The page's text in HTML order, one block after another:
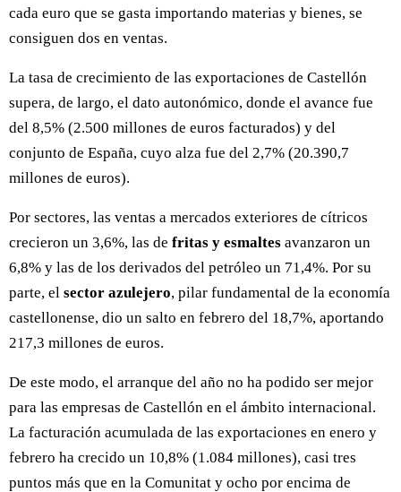
cada euro que se gasta importando materias y bienes, se
consiguen dos en ventas.
La tasa de crecimiento de las exportaciones de Castellón
supera, de largo, el dato autonómico, donde el avance fue
del 8,5% (2.500 millones de euros facturados) y del
conjunto de España, cuyo alza fue del 2,7% (20.390,7
millones de euros).
Por sectores, las ventas a mercados exteriores de cítricos
crecieron un 3,6%, las de fritas y esmaltes avanzaron un
6,8% y las de los derivados del petróleo un 71,4%. Por su
parte, el sector azulejero, pilar fundamental de la economía
castellonense, dio un salto en febrero del 18,7%, aportando
217,3 millones de euros.
De este modo, el arranque del año no ha podido ser mejor
para las empresas de Castellón en el ámbito internacional.
La facturación acumulada de las exportaciones en enero y
febrero ha crecido un 10,8% (1.084 millones), casi tres
puntos más que en la Comunitat y ocho por encima de